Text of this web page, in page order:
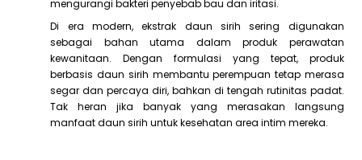
mengurangi bakteri penyebab bau dan iritasi.
Di era modern, ekstrak daun sirih sering digunakan
sebagai bahan utama dalam produk perawatan
kewanitaan. Dengan formulasi yang tepat, produk
berbasis daun sirih membantu perempuan tetap merasa
segar dan percaya diri, bahkan di tengah rutinitas padat.
Tak heran jika banyak yang merasakan langsung
manfaat daun sirih untuk kesehatan area intim mereka.